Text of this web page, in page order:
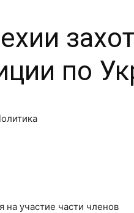
по
участие части членов